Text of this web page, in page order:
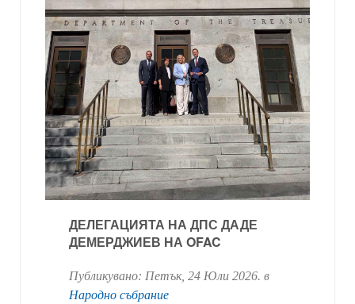
ДЕЛЕГАЦИЯТА НА ДПС ДАДЕ
ДЕМЕРДЖИЕВ НА OFAC
Публикувано: Петък, 24 Юли 2026. в
Народно събрание